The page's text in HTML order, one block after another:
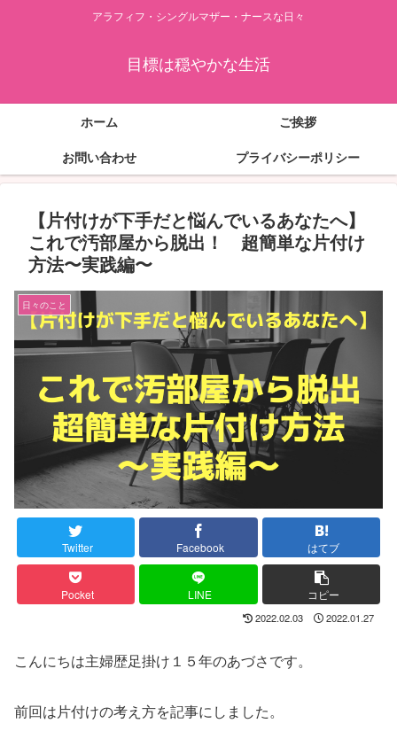
アラフィフ・シングルマザー・ナースな日々
目標は穏やかな生活
ホーム
ご挨拶
お問い合わせ
プライバシーポリシー
【片付けが下手だと悩んでいるあなたへ】
これで汚部屋から脱出！ 超簡単な片付け
方法〜実践編〜
日々のこと
Twitter Facebook はてブ
Pocket LINE コピー
2022.02.03 2022.01.27
こんにちは主婦歴足掛け１５年のあづさです。
前回は片付けの考え方を記事にしました。